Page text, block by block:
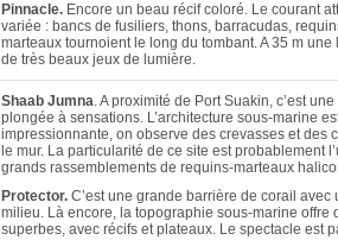
Pinnacle. Encore un beau récif coloré. Le courant
variée : bancs de fusiliers, thons, barracudas,
marteaux tournoient le long du tombant. A 35 m une
de très beaux jeux de lumière.
Shaab Jumna. A proximité de Port Suakin, c’est
plongée à sensations. L’architecture sous-marine
impressionnante, on observe des crevasses et des
le mur. La particularité de ce site est probablement
grands rassemblements de requins-marteaux
Protector. C’est une grande barrière de corail avec
milieu. Là encore, la topographie sous-marine offre
superbes, avec récifs et plateaux. Le spectacle est